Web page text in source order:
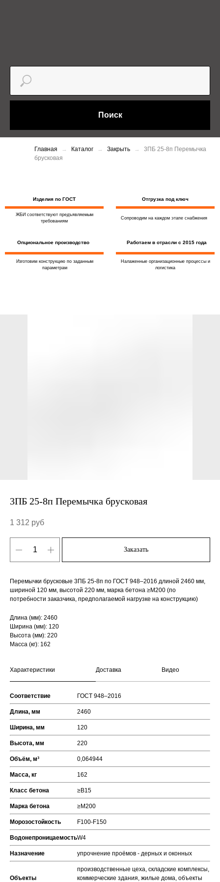
Поиск
Главная Каталог Закрыть
3ПБ 25-8п Перемычка
брусковая
Изделия по ГОСТ
ЖБИ соответствуют предъявляемым
требованиям
Изготовим конструкцию по заданным
параметрам
Опциональное производство
Отгрузка под ключ
Сопроводим на каждом этапе снабжения
Налаженные организационные процессы и
логистика
Работаем в отрасли с 2015 года
3ПБ 25-8п Перемычка брусковая
1 312 руб
Заказать
Перемычки брусковые 3ПБ 25-8п по ГОСТ 948–2016 длиной 2460 мм,
шириной 120 мм, высотой 220 мм, марка бетона ≥М200 (по
потребности заказчика, предполагаемой нагрузке на конструкцию)
Длина (мм): 2460
Ширина (мм): 120
Высота (мм): 220
Масса (кг): 162
Характеристики Доставка Видео
Соответствие ГОСТ 948–2016
Длина, мм 2460
Ширина, мм 120
Высота, мм 220
Объём, м³ 0,064944
Масса, кг 162
Класс бетона ≥В15
Марка бетона ≥М200
Морозостойкость F100-F150
ВодонепроницаемостьW4
Назначение упрочнение проёмов - дерных и оконных
Объекты
производственные цеха, складские комплексы,
коммерческие здания, жилые дома, объекты